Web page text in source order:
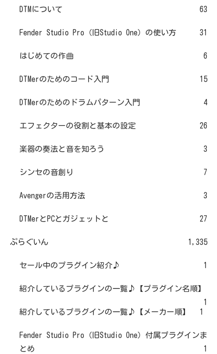
DTMについて 63
Fender Studio Pro（旧Studio One）の使い方 31
はじめての作曲 6
DTMerのためのコード入門 15
DTMerのためのドラムパターン入門 4
エフェクターの役割と基本の設定 26
楽器の奏法と音を知ろう 3
シンセの音創り 7
Avengerの活用方法 3
DTMerとPCとガジェットと 27
ぷらぐいん 1,335
セール中のプラグイン紹介♪ 1
紹介しているプラグインの一覧♪【プラグイン名順】
1
紹介しているプラグインの一覧♪【メーカー順】
1
Fender Studio Pro（旧Studio One）付属プラグインま
とめ
1